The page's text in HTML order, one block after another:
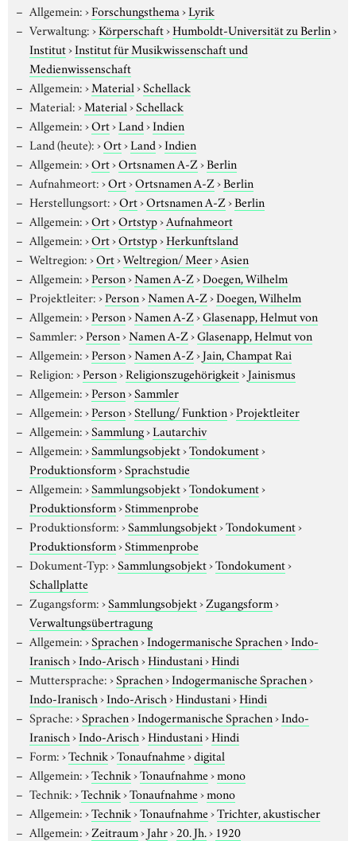
Allgemein:›Forschungsthema›Lyrik
Verwaltung:›Körperschaft›Humboldt-Universität zu Berlin›
Institut›Institut für Musikwissenschaft und
Medienwissenschaft
Allgemein:›Material›Schellack
Material:›Material›Schellack
Allgemein:›Ort›Land›Indien
Land (heute):›Ort›Land›Indien
Allgemein:›Ort›Ortsnamen A-Z›Berlin
Aufnahmeort:›Ort›Ortsnamen A-Z›Berlin
Herstellungsort:›Ort›Ortsnamen A-Z›Berlin
Allgemein:›Ort›Ortstyp›Aufnahmeort
Allgemein:›Ort›Ortstyp›Herkunftsland
Weltregion:›Ort›Weltregion/ Meer›Asien
Allgemein:›Person›Namen A-Z›Doegen, Wilhelm
Projektleiter:›Person›Namen A-Z›Doegen, Wilhelm
Allgemein:›Person›Namen A-Z›Glasenapp, Helmut von
Sammler:›Person›Namen A-Z›Glasenapp, Helmut von
Allgemein:›Person›Namen A-Z›Jain, Champat Rai
Religion:›Person›Religionszugehörigkeit›Jainismus
Allgemein:›Person›Sammler
Allgemein:›Person›Stellung/ Funktion›Projektleiter
Allgemein:›Sammlung›Lautarchiv
Allgemein:›Sammlungsobjekt›Tondokument›
Produktionsform›Sprachstudie
Allgemein:›Sammlungsobjekt›Tondokument›
Produktionsform›Stimmenprobe
Produktionsform:›Sammlungsobjekt›Tondokument›
Produktionsform›Stimmenprobe
Dokument-Typ:›Sammlungsobjekt›Tondokument›
Schallplatte
Zugangsform:›Sammlungsobjekt›Zugangsform›
Verwaltungsübertragung
Allgemein:›Sprachen›Indogermanische Sprachen›Indo-
Iranisch›Indo-Arisch›Hindustani›Hindi
Muttersprache:›Sprachen›Indogermanische Sprachen›
Indo-Iranisch›Indo-Arisch›Hindustani›Hindi
Sprache:›Sprachen›Indogermanische Sprachen›Indo-
Iranisch›Indo-Arisch›Hindustani›Hindi
Form:›Technik›Tonaufnahme›digital
Allgemein:›Technik›Tonaufnahme›mono
Technik:›Technik›Tonaufnahme›mono
Allgemein:›Technik›Tonaufnahme›Trichter, akustischer
Allgemein:›Zeitraum›Jahr›20. Jh.› 1920